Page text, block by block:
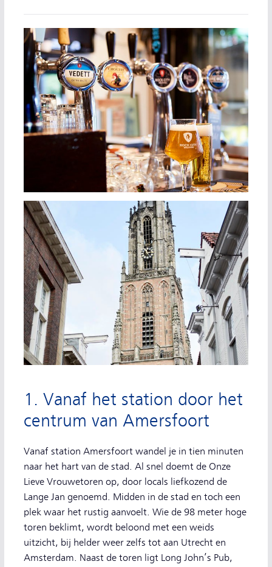
1. Vanaf het station door het
centrum van Amersfoort
Vanaf station Amersfoort wandel je in tien minuten
naar het hart van de stad. Al snel doemt de Onze
Lieve Vrouwetoren op, door locals liefkozend de
Lange Jan genoemd. Midden in de stad en toch een
plek waar het rustig aanvoelt. Wie de 98 meter hoge
toren beklimt, wordt beloond met een weids
uitzicht, bij helder weer zelfs tot aan Utrecht en
Amsterdam. Naast de toren ligt Long John’s Pub,